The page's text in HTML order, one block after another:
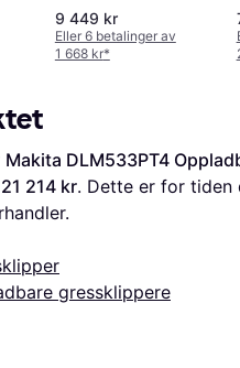
Oppladbar
gressklipper
9 449 kr
Eller 6 betalinger av
1 668 kr*
Makita DLM533PT4
21 214 kr. Dette er for tiden
gressklippere